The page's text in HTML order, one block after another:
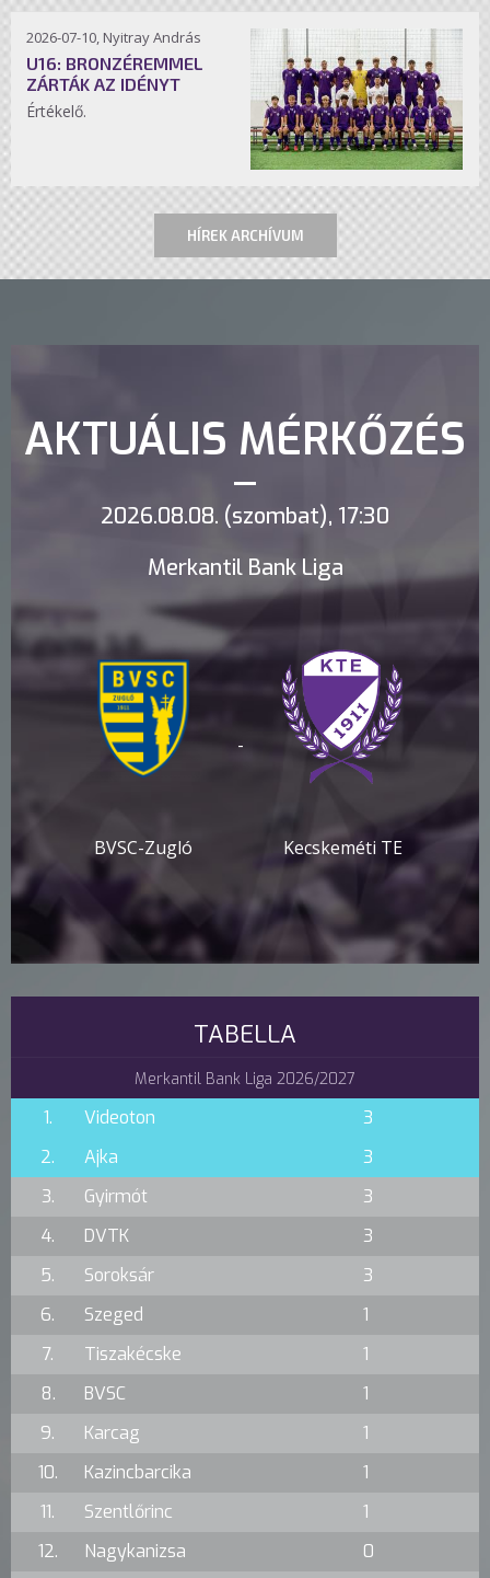
2026-07-10, Nyitray András
U16: BRONZÉREMMEL
ZÁRTÁK AZ IDÉNYT
Értékelő.
HÍREK ARCHÍVUM
AKTUÁLIS MÉRKŐZÉS
2026.08.08. (szombat), 17:30
Merkantil Bank Liga
BVSC-Zugló
-
Kecskeméti TE
TABELLA
Merkantil Bank Liga 2026/2027
1. Videoton
3
2.
Ajka
3
3.
Gyirmót
3
4.
DVTK
3
5.
Soroksár
3
6.
Szeged
1
7.
Tiszakécske
1
8.
BVSC
1
9.
Karcag
1
10.
Kazincbarcika
1
11.
Szentlőrinc
1
12.
Nagykanizsa
0